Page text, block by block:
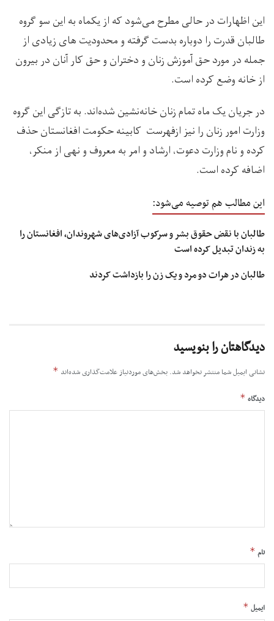
این اظهارات در حالی مطرح می‌شود که از یکماه به این سو گروه
طالبان قدرت را دوباره بدست گرفته و محدودیت های زیادی از
جمله در مورد حق آموزش زنان و دختران و حق کار آنان در بیرون
از خانه وضع کرده است.
در جریان یک ماه تمام زنان خانه‌نشین شده‌اند. به تازگی این گروه
وزارت امور زنان را نیز ازفهرست کابینه حکومت افغانستان حذف
کرده و نام وزارت دعوت، ارشاد و امر به معروف و نهی از منکر،
اضافه کرده است.
این مطالب هم توصیه می‌شود:
طالبان با نقض حقوق بشر و سرکوب آزادی‌های شهروندان، افغانستان را
به زندان تبدیل کرده است
طالبان در هرات دو مرد و یک زن را بازداشت کردند
دیدگاهتان را بنویسید
نشانی ایمیل شما منتشر نخواهد شد. بخش‌های موردنیاز علامت‌گذاری شده‌اند *
دیدگاه *
نام *
ایمیل *